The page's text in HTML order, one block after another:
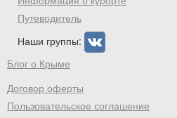
Путеводитель
Наши группы:
Блог о Крыме
Договор оферты
Пользовательское соглашение
Хочешь дешевле?
промокод на первое